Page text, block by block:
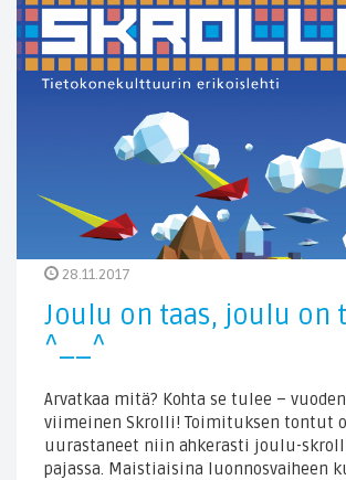
28.11.2017
Joulu on taas, joulu on
^__^
Arvatkaa mitä? Kohta se tulee –
viimeinen Skrolli! Toimituksen tontut
uurastaneet niin ahkerasti joulu-
pajassa. Maistiaisina luonnosvaiheen